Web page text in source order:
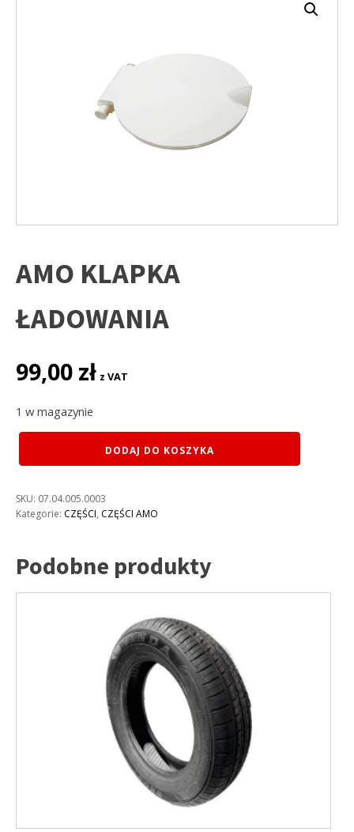
AMO KLAPKA
ŁADOWANIA
99,00 zł z VAT
1 w magazynie
AMO
DODAJ DO KOSZYKA
SKU: 07.04.005.0003
Kategorie: CZĘŚCI, CZĘŚCI AMO
Podobne produkty